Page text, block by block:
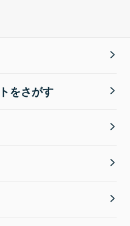
をさがす